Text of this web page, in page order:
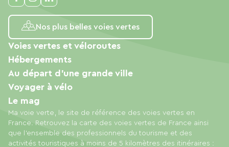
Nos plus belles voies vertes
Ma voie verte, le site de référence des voies vertes en
France. Retrouvez la carte des voies vertes de France ainsi
que l'ensemble des professionnels du tourisme et des
activités touristiques à moins de 5 kilomètres des itinéraires :
Voies vertes et véloroutes
Hébergements
Au départ d'une grande ville
Voyager à vélo
Le mag